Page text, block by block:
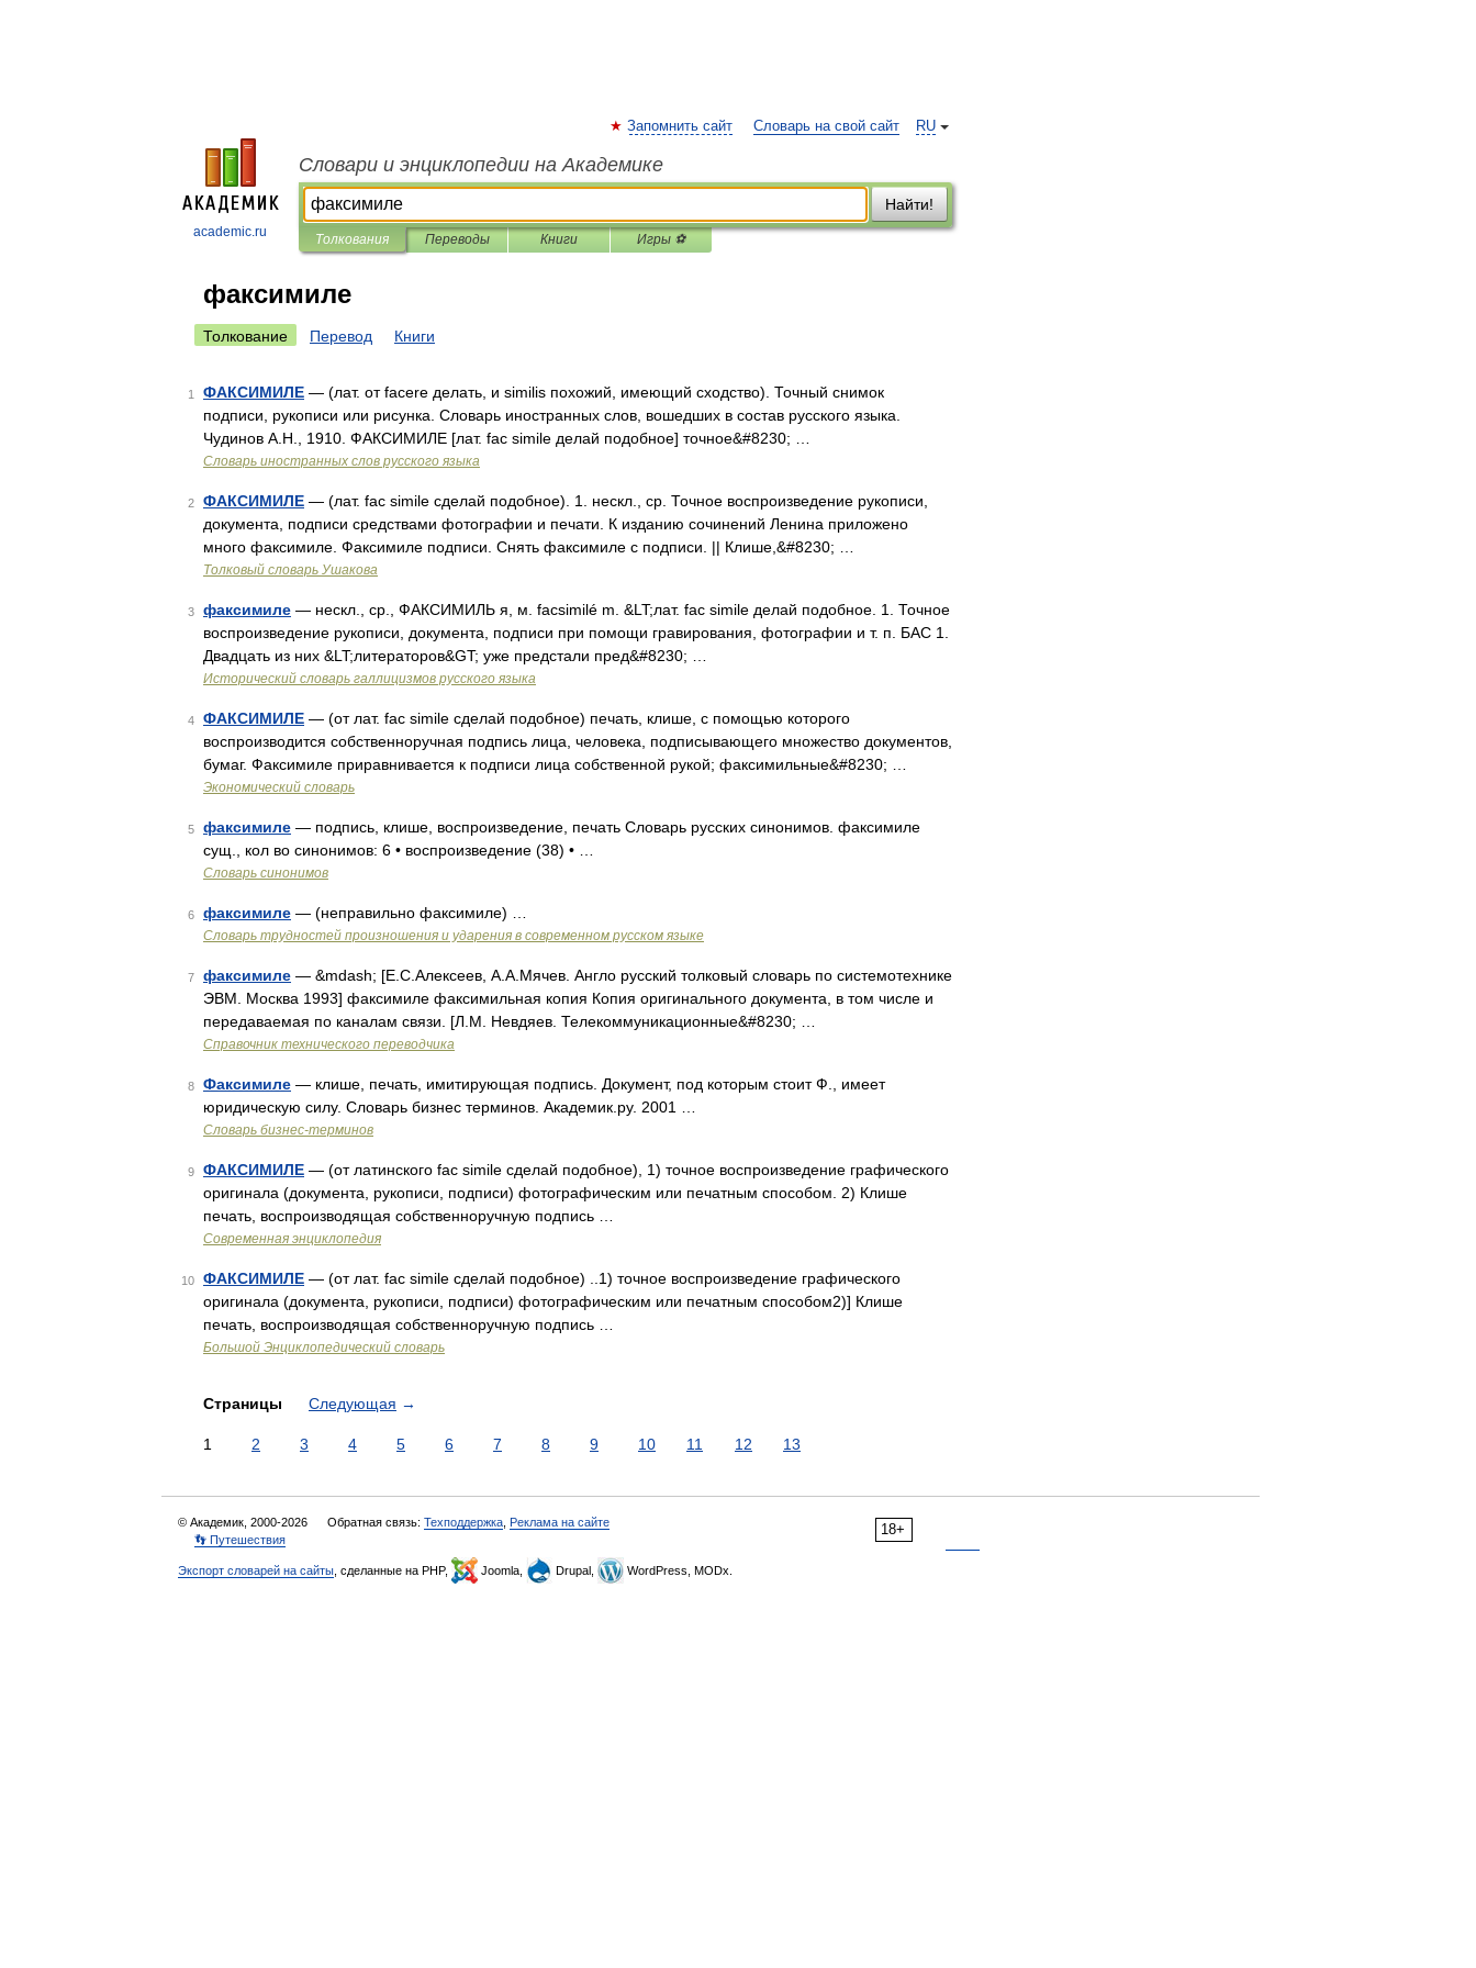
academic.ru
RU
Запомнить сайт Словарь на свой сайт
Словари и энциклопедии на Академике
Найти!
Толкования Переводы Книги Игры ⚽
факсимиле
Толкование Перевод Книги
1 ФАКСИМИЛЕ — (лат. от facere делать, и similis похожий, имеющий сходство). Точный снимок
подписи, рукописи или рисунка. Словарь иностранных слов, вошедших в состав русского языка.
Чудинов А.Н., 1910. ФАКСИМИЛЕ [лат. fac simile делай подобное] точное&#8230; …
Словарь иностранных слов русского языка
2 ФАКСИМИЛЕ — (лат. fac simile сделай подобное). 1. нескл., ср. Точное воспроизведение рукописи,
документа, подписи средствами фотографии и печати. К изданию сочинений Ленина приложено
много факсимиле. Факсимиле подписи. Снять факсимиле с подписи. || Клише,&#8230; …
Толковый словарь Ушакова
3 факсимиле — нескл., ср., ФАКСИМИЛЬ я, м. facsimilé m. &LT;лат. fac simile делай подобное. 1. Точное
воспроизведение рукописи, документа, подписи при помощи гравирования, фотографии и т. п. БАС 1.
Двадцать из них &LT;литераторов&GT; уже предстали пред&#8230; …
Исторический словарь галлицизмов русского языка
4 ФАКСИМИЛЕ — (от лат. fac simile сделай подобное) печать, клише, с помощью которого
воспроизводится собственноручная подпись лица, человека, подписывающего множество документов,
бумаг. Факсимиле приравнивается к подписи лица собственной рукой; факсимильные&#8230; …
Экономический словарь
5 факсимиле — подпись, клише, воспроизведение, печать Словарь русских синонимов. факсимиле
сущ., кол во синонимов: 6 • воспроизведение (38) • …
Словарь синонимов
6 факсимиле — (неправильно факсимиле) …
Словарь трудностей произношения и ударения в современном русском языке
7 факсимиле — &mdash; [Е.С.Алексеев, А.А.Мячев. Англо русский толковый словарь по системотехнике
ЭВМ. Москва 1993] факсимиле факсимильная копия Копия оригинального документа, в том числе и
передаваемая по каналам связи. [Л.М. Невдяев. Телекоммуникационные&#8230; …
Справочник технического переводчика
8 Факсимиле — клише, печать, имитирующая подпись. Документ, под которым стоит Ф., имеет
юридическую силу. Словарь бизнес терминов. Академик.ру. 2001 …
Словарь бизнес-терминов
9 ФАКСИМИЛЕ — (от латинского fac simile сделай подобное), 1) точное воспроизведение графического
оригинала (документа, рукописи, подписи) фотографическим или печатным способом. 2) Клише
печать, воспроизводящая собственноручную подпись …
Современная энциклопедия
10 ФАКСИМИЛЕ — (от лат. fac simile сделай подобное) ..1) точное воспроизведение графического
оригинала (документа, рукописи, подписи) фотографическим или печатным способом2)] Клише
печать, воспроизводящая собственноручную подпись …
Большой Энциклопедический словарь
Страницы Следующая →
1 2 3 4 5 6 7 8 9 10 11 12 13
18+
© Академик, 2000-2026 Обратная связь: Техподдержка Реклама на сайте
👣 Путешествия
Экспорт словарей на сайты , сделанные на PHP, Joomla, Drupal, WordPress, MODx.